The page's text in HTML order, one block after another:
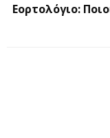
Εορτολόγιο: